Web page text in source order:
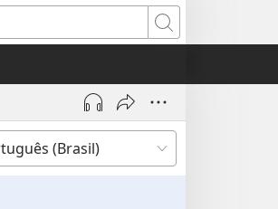
Pesquisar